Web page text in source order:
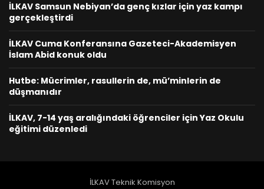
İLKAV Samsun Nebiyan’da genç kızlar için yaz kampı
gerçekleştirdi
İLKAV Cuma Konferansına Gazeteci-Akademisyen
İslam Abid konuk oldu
Hutbe: Mücrimler, rasullerin de, mü’minlerin de
düşmanıdır
İLKAV, 7-14 yaş aralığındaki öğrenciler için Yaz Okulu
eğitimi düzenledi
İLKAV Teknik Komisyon